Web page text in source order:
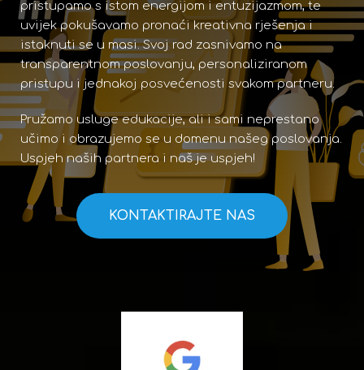
pristupamo s istom energijom i entuzijazmom, te
uvijek pokušavamo pronaći kreativna rješenja i
istaknuti se u masi. Svoj rad zasnivamo na
transparentnom poslovanju, personaliziranom
pristupu i jednakoj posvećenosti svakom partneru.
Pružamo usluge edukacije, ali i sami neprestano
učimo i obrazujemo se u domenu našeg poslovanja.
Uspjeh naših partnera i naš je uspjeh!
KONTAKTIRAJTE NAS